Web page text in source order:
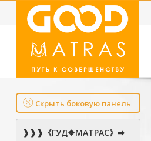
Скрыть боковую панель
❱❱❱《ГУД❖МАТРАС》➡